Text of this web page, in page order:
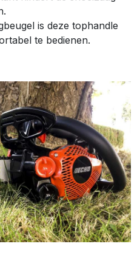
is deze tophandle
te bedienen.